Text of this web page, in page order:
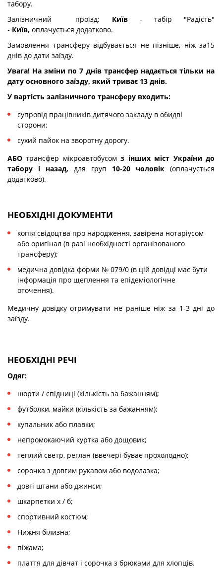
табору.
Залізничний проїзд: Київ- табір "Радість"
- Київ, оплачується додатково.
Замовлення трансферу відбувається не пізніше, ніж за15
днів до дати заїзду.
Увага! На зміни по 7 днів трансфер надається тільки на
дату основного заїзду, який триває 13 днів.
У вартість залізничного трансферу входить:
супровід працівників дитячого закладу в обидві
сторони;
сухий пайок на зворотну дорогу.
АБО трансфер мікроавтобусомз інших міст України до
табору і назад, для груп 10-20 чоловік (оплачується
додатково).
НЕОБХІДНІ ДОКУМЕНТИ
копія свідоцтва про народження, завірена нотаріусом
або оригінал (в разі необхідності організованого
трансферу);
медична довідка форми № 079/0 (в цій довідці має бути
інформація про щеплення та епідеміологічне
оточення).
Медичну довідку отримувати не раніше ніж за 1-3 дні до
заїзду.
НЕОБХІДНІ РЕЧІ
Одяг:
шорти / спідниці (кількість за бажанням);
футболки, майки (кількість за бажанням);
купальник або плавки;
непромокаючий куртка або дощовик;
теплий светр, реглан (ввечері буває прохолодно);
сорочка з довгим рукавом або водолазка;
довгі штани або джинси;
шкарпетки х / б;
спортивний костюм;
Нижня білизна;
піжама;
плаття для дівчат і сорочка з брюками для хлопців.